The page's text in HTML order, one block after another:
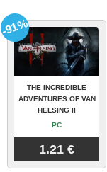
THE INCREDIBLE
ADVENTURES OF VAN
HELSING II
PC
1.21 €
-91%